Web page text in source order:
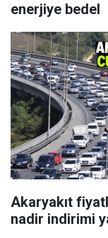
enerjiye bedel
Akaryakıt
nadir indirimi